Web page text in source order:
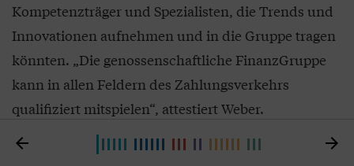
Kompetenzträger und Spezialisten, die Trends und
Innovationen aufnehmen und in die Gruppe tragen
könnten. „Die genossenschaftliche FinanzGruppe
kann in allen Feldern des Zahlungsverkehrs
qualifiziert mitspielen“, attestiert Weber.
 